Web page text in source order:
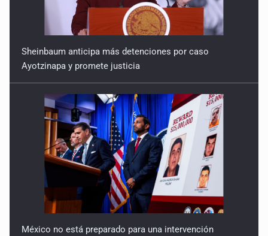
20 de Julio de 2026
Quinto Patio
18 de Julio de 2026
Quinto Patio
17 de Julio de 2026
Quinto Patio
16 de Julio de 2026
Sheinbaum anticipa más detenciones por caso
Ayotzinapa y promete justicia
México no está preparado para una intervención